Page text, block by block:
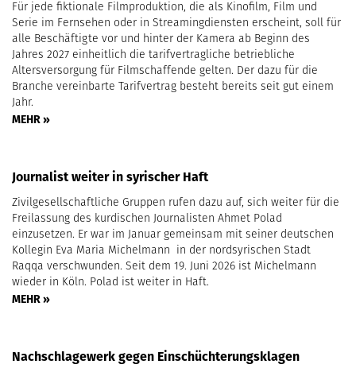
Für jede fiktionale Filmproduktion, die als Kinofilm, Film und
Serie im Fernsehen oder in Streamingdiensten erscheint, soll für
alle Beschäftigte vor und hinter der Kamera ab Beginn des
Jahres 2027 einheitlich die tarifvertragliche betriebliche
Altersversorgung für Filmschaffende gelten. Der dazu für die
Branche vereinbarte Tarifvertrag besteht bereits seit gut einem
Jahr.
MEHR »
Journalist weiter in syrischer Haft
Zivilgesellschaftliche Gruppen rufen dazu auf, sich weiter für die
Freilassung des kurdischen Journalisten Ahmet Polad
einzusetzen. Er war im Januar gemeinsam mit seiner deutschen
Kollegin Eva Maria Michelmann in der nordsyrischen Stadt
Raqqa verschwunden. Seit dem 19. Juni 2026 ist Michelmann
wieder in Köln. Polad ist weiter in Haft.
MEHR »
Nachschlagewerk gegen Einschüchterungsklagen